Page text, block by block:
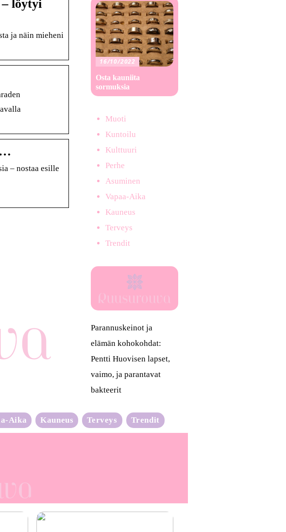
löytyi
ja näin mieheni
– nostaa esille
16/10/2022
Osta kauniita
sormuksia
Muoti
Kuntoilu
Kulttuuri
Perhe
Asuminen
Vapaa-Aika
Kauneus
Terveys
Trendit
Parannuskeinot ja
elämän kohokohdat:
Pentti Huovisen lapset,
vaimo, ja parantavat
bakteerit
Aika Kauneus Terveys Trendit